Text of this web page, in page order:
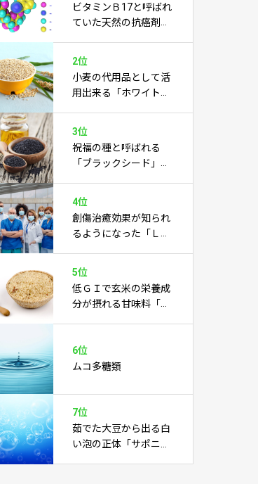
ビタミンＢ17と呼ばれ
ていた天然の抗癌剤
2位
小麦の代用品として活
用出来る「ホワイトソ
3位
祝福の種と呼ばれる
「ブラックシード」は
4位
創傷治癒効果が知られ
るようになった「Ｌカ
5位
低ＧＩで玄米の栄養成
分が摂れる甘味料「玄
6位
ムコ多糖類
7位
茹でた大豆から出る白
い泡の正体「サポニ